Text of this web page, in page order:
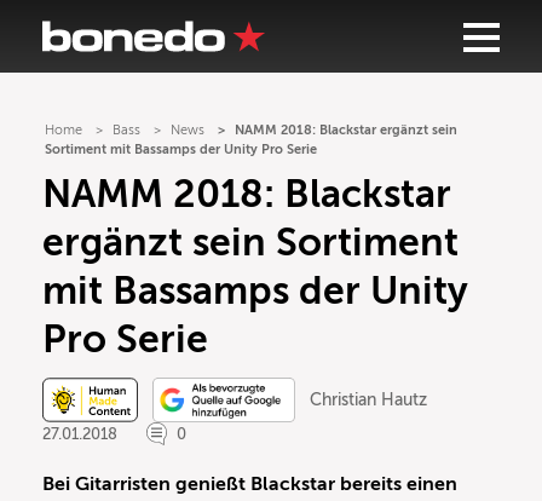
Home Bass News
NAMM 2018: Blackstar ergänzt sein
Sortiment mit Bassamps der Unity Pro Serie
NAMM 2018: Blackstar
ergänzt sein Sortiment
mit Bassamps der Unity
Pro Serie
Christian Hautz
27.01.2018
0
Bei Gitarristen genießt Blackstar bereits einen